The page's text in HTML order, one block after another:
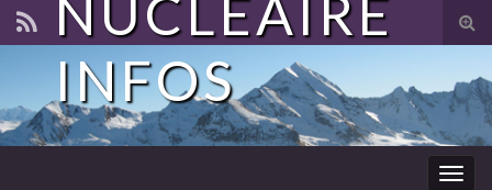
NUCLÉAIRE
INFOS